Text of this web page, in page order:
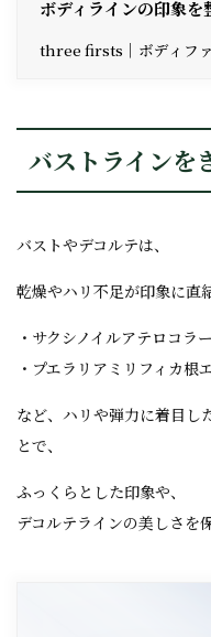
ボディラインの印象
three firsts｜ボディフ
バストラインを
バストやデコルテは、
乾燥やハリ不足が印象に直
・サクシノイルアテロコラ
・プエラリアミリフィカ根
など、ハリや弾力に着目し
とで、
ふっくらとした印象や、
デコルテラインの美しさを